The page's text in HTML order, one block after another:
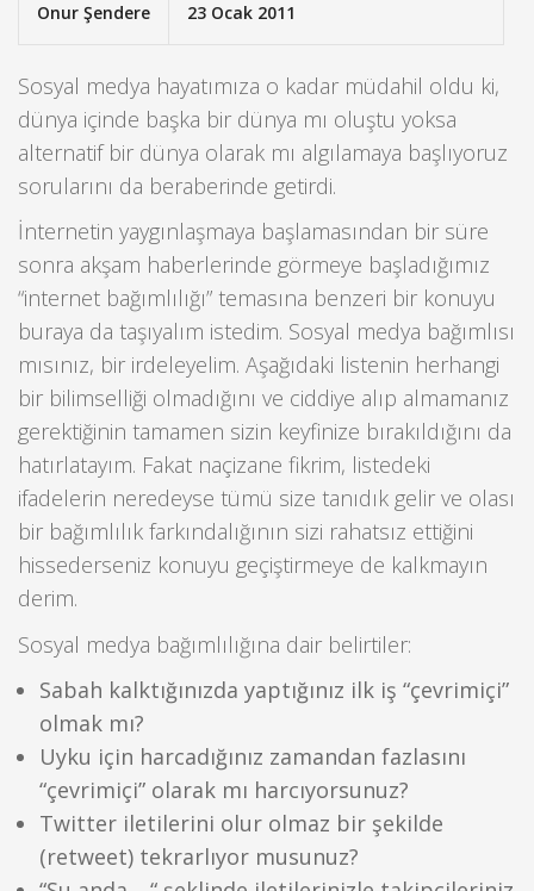
Onur Şendere 23 Ocak 2011
Sosyal medya hayatımıza o kadar müdahil oldu ki,
dünya içinde başka bir dünya mı oluştu yoksa
alternatif bir dünya olarak mı algılamaya başlıyoruz
sorularını da beraberinde getirdi.
İnternetin yaygınlaşmaya başlamasından bir süre
sonra akşam haberlerinde görmeye başladığımız
“internet bağımlılığı” temasına benzeri bir konuyu
buraya da taşıyalım istedim. Sosyal medya bağımlısı
mısınız, bir irdeleyelim. Aşağıdaki listenin herhangi
bir bilimselliği olmadığını ve ciddiye alıp almamanız
gerektiğinin tamamen sizin keyfinize bırakıldığını da
hatırlatayım. Fakat naçizane fikrim, listedeki
ifadelerin neredeyse tümü size tanıdık gelir ve olası
bir bağımlılık farkındalığının sizi rahatsız ettiğini
hissederseniz konuyu geçiştirmeye de kalkmayın
derim.
Sosyal medya bağımlılığına dair belirtiler:
Sabah kalktığınızda yaptığınız ilk iş “çevrimiçi”
olmak mı?
Uyku için harcadığınız zamandan fazlasını
“çevrimiçi” olarak mı harcıyorsunuz?
Twitter iletilerini olur olmaz bir şekilde
(retweet) tekrarlıyor musunuz?